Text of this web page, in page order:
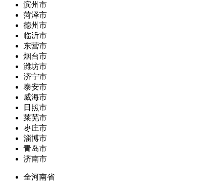
滨州市
菏泽市
德州市
临沂市
东营市
烟台市
潍坊市
济宁市
泰安市
威海市
日照市
莱芜市
枣庄市
淄博市
青岛市
济南市
全河南省